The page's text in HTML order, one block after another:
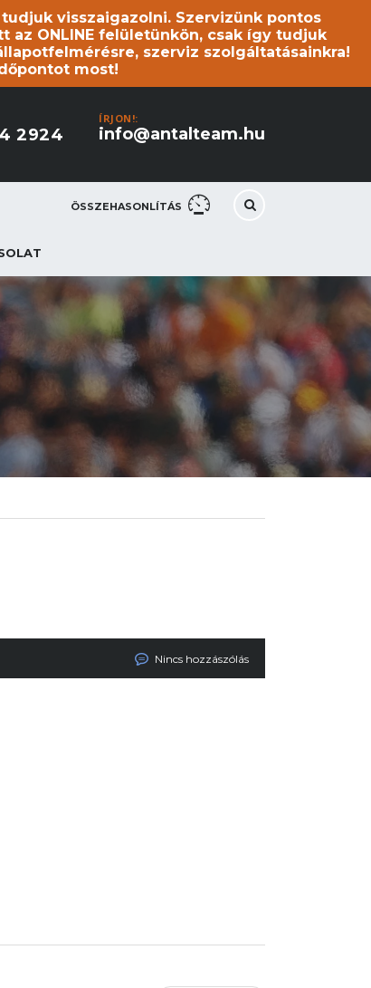
visszaigazolni. Szervizünk pontos
ONLINE felületünkön, csak így tudjuk
szerviz szolgáltatásainkra!
most!
ÍRJON!:
info@antalteam.hu
2924
ÖSSZEHASONLÍTÁS
Nincs hozzászólás